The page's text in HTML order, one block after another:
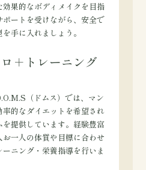
果的なボディメイクを目指
ートを受けながら、安全で
手に入れましょう。
＋トレーニング
（ドムス）では、マン
的なダイエットを希望され
提供しています。経験豊富
一人の体質や目標に合わせ
ニング・栄養指導を行いま